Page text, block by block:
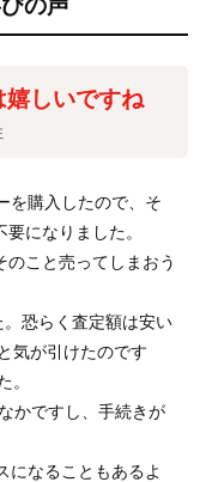
の声
嬉しいですね
を購入したので、そ
になりました。
こと売ってしまおう
恐らく査定額は安い
気が引けたのです
。
かですし、手続きが
になることもあるよ